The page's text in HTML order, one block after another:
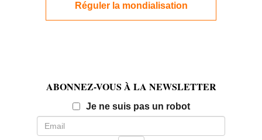
Réguler la mondialisation
ABONNEZ-VOUS À LA NEWSLETTER
Je ne suis pas un robotEmail